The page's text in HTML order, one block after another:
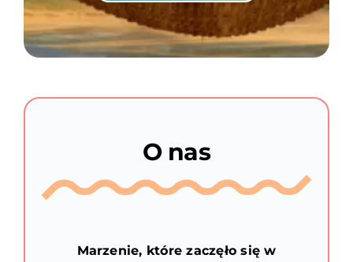
O nas
Marzenie, które zaczęło się w